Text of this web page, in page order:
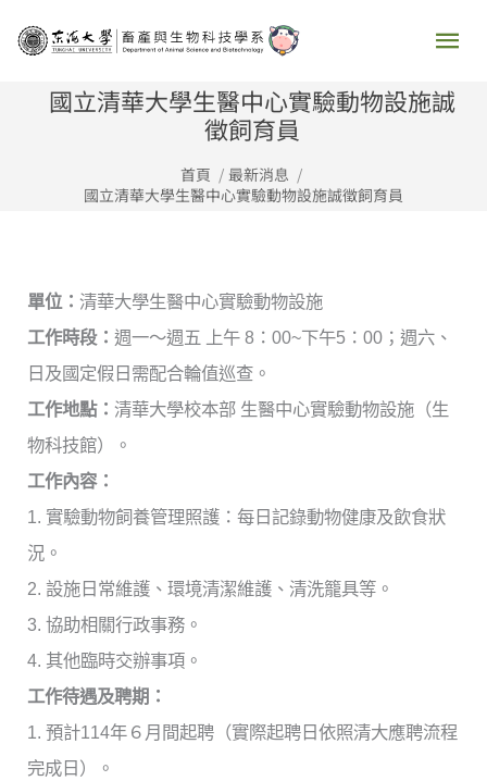
主
要
國立清華大學生醫中心實驗動物設施誠
徵飼育員
首頁
最新消息
國立清華大學生醫中心實驗動物設施誠徵飼育員
單位： 清華大學生醫中心實驗動物設施
工作時段： 週一～週五 上午 8：00~下午5：00；週六、
日及國定假日需配合輪值巡查。
工作地點： 清華大學校本部 生醫中心實驗動物設施（生
物科技館）。
工作內容：
1. 實驗動物飼養管理照護：每日記錄動物健康及飲食狀
況。
2. 設施日常維護、環境清潔維護、清洗籠具等。
3. 協助相關行政事務。
4. 其他臨時交辦事項。
工作待遇及聘期：
1. 預計114年６月間起聘（實際起聘日依照清大應聘流程
完成日）。